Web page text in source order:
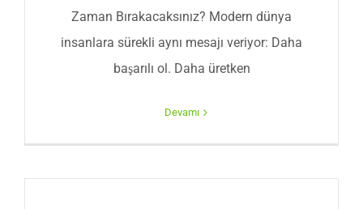
Zaman Bırakacaksınız? Modern dünya
insanlara sürekli aynı mesajı veriyor: Daha
başarılı ol. Daha üretken
Devamı